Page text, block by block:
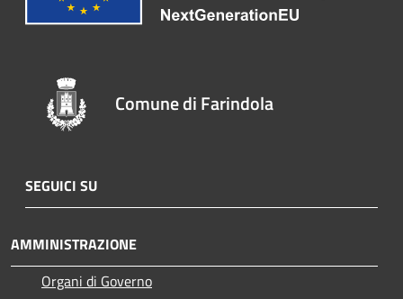
Comune di Farindola
SEGUICI SU
AMMINISTRAZIONE
Organi di Governo